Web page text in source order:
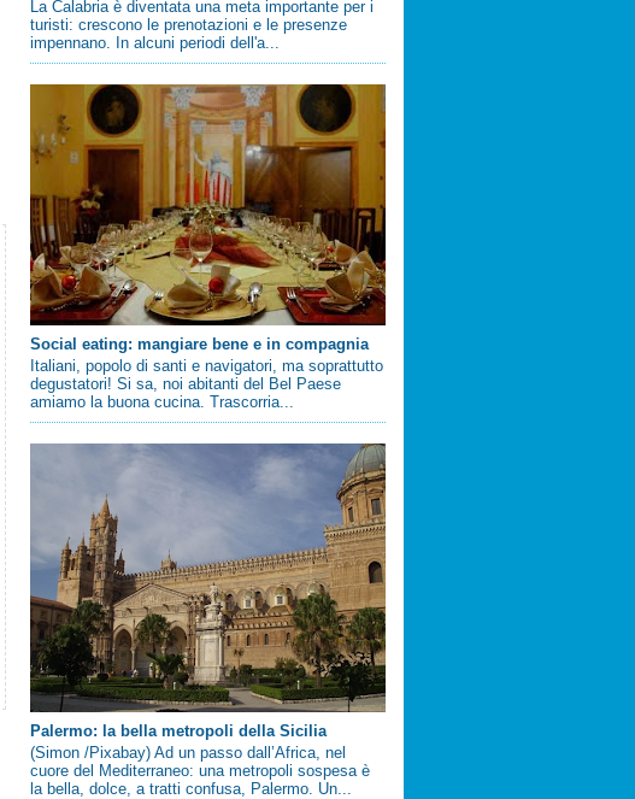
La Calabria è diventata una meta importante per i
turisti: crescono le prenotazioni e le presenze
impennano. In alcuni periodi dell'a...
Social eating: mangiare bene e in compagnia
Italiani, popolo di santi e navigatori, ma soprattutto
degustatori! Si sa, noi abitanti del Bel Paese
amiamo la buona cucina. Trascorria...
Palermo: la bella metropoli della Sicilia
(Simon /Pixabay) Ad un passo dall’Africa, nel
cuore del Mediterraneo: una metropoli sospesa è
la bella, dolce, a tratti confusa, Palermo. Un...